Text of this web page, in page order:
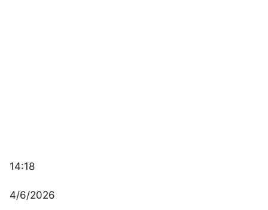
14:18
4/6/2026